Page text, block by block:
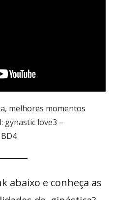
melhores momentos
gynastic love3 –
abaixo e conheça as